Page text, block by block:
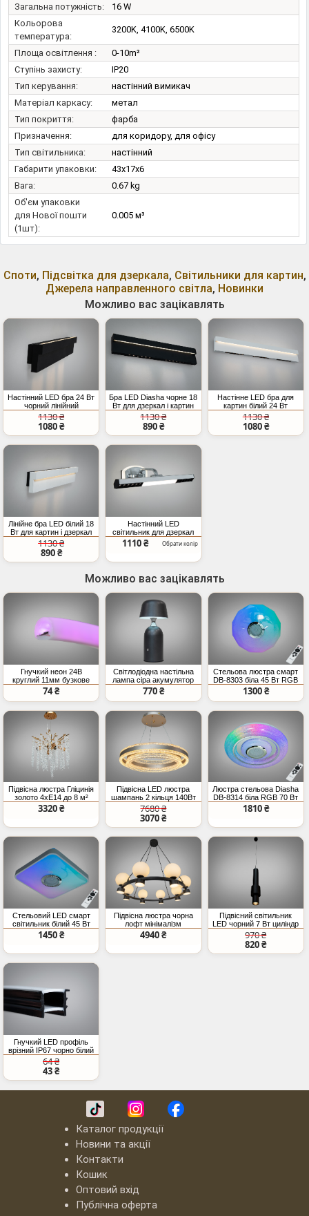
Загальна потужність:
16 W
Кольорова
температура:
3200K, 4100K, 6500K
Площа освітлення :
0-10m²
Ступінь захисту:
IP20
Тип керування:
настінний вимикач
Матеріал каркасу:
метал
Тип покриття:
фарба
Призначення:
для коридору, для офісу
Тип світильника:
настінний
Габарити упаковки:
43x17x6
Вага:
0.67 kg
Об'єм упаковки
для Нової пошти
(1шт):
0.005 м³
Споти, Підсвітка для дзеркала, Світильники для картин,
Джерела направленного світла, Новинки
Можливо вас зацікавлять
Настінний LED бра 24 Вт
чорний лінійний
1130 ₴
1080 ₴
Бра LED Diasha чорне 18
Вт для дзеркал і картин
1130 ₴
890 ₴
Настінне LED бра для
картин білий 24 Вт
1130 ₴
1080 ₴
Лінійне бра LED білий 18
Вт для картин і дзеркал
1130 ₴
890 ₴
Настінний LED
світильник для дзеркал
16 W сірий
1110 ₴ Обрати колір
Можливо вас зацікавлять
Гнучкий неон 24В
круглий 11мм бузкове
світло IP67
74 ₴
Світлодіодна настільна
лампа сіра акумулятор
димер
770 ₴
Стельова люстра смарт
DB-8303 біла 45 Вт RGB
Bluetooth колонка TUYA
пульт
1300 ₴
Підвісна люстра Гліцинія
золото 4xE14 до 8 м²
3320 ₴
Підвісна LED люстра
шампань 2 кільця 140Вт
7700Лм
7680 ₴
3070 ₴
Люстра стельова Diasha
DB-8314 біла RGB 70 Вт
TUYA
1810 ₴
Стельовий LED смарт
світильник білий 45 Вт
RGB
1450 ₴
Підвісна люстра чорна
лофт мінімалізм
4940 ₴
Підвісний світильник
LED чорний 7 Вт циліндр
970 ₴
820 ₴
Гнучкий LED профіль
врізний IP67 чорно білий
10мм (ціна за 1 метр)
64 ₴
43 ₴
Каталог продукції
Новини та акції
Контакти
Кошик
Оптовий вхід
Публічна оферта